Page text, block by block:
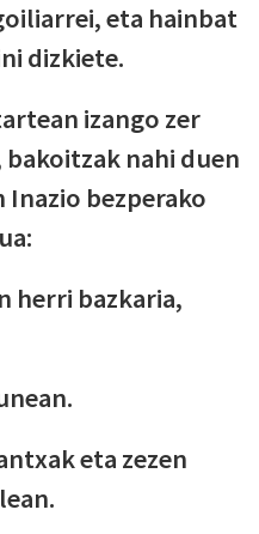
eta hainbat
dizkiete.
izango zer
nahi duen
Inazio bezperako
herri bazkaria,
eta zezen